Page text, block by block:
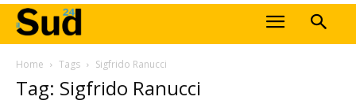
Home Tags Sigfrido Ranucci
Tag: Sigfrido Ranucci